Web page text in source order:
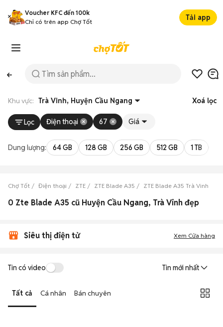
Voucher KFC đến 100k
Chỉ có trên app Chợ Tốt
Tải app
Khu vực: Trà Vinh, Huyện Cầu Ngang Xoá lọc
Lọc Điện thoại 67 Giá
Dung lượng: 64 GB 128 GB 256 GB 512 GB 1 TB
Chợ Tốt Điện thoại ZTE ZTE Blade A35 ZTE Blade A35 Trà Vinh
0 Zte Blade A35 cũ Huyện Cầu Ngang, Trà Vinh đẹp
Siêu thị điện tử Xem Cửa hàng
Tin có video Tin mới nhất
Tất cả Cá nhân Bán chuyên